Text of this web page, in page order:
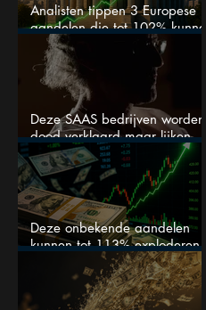
Analisten tippen 3 Europese
aandelen die tot 102% kunnen
stijgen
Deze SAAS bedrijven worden
dood verklaard maar lijken
springlevend
Deze onbekende aandelen
kunnen tot 113% exploderen
(één springt eruit)